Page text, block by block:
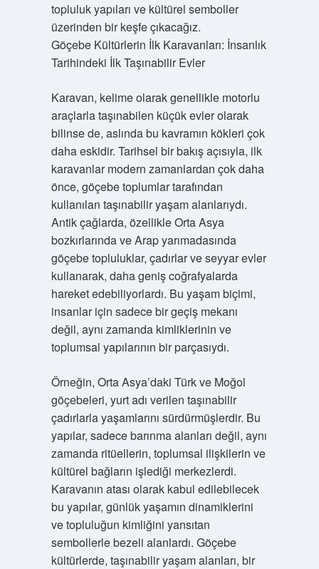
topluluk yapıları ve kültürel semboller
üzerinden bir keşfe çıkacağız.
Göçebe Kültürlerin İlk Karavanları: İnsanlık
Tarihindeki İlk Taşınabilir Evler
Karavan, kelime olarak genellikle motorlu
araçlarla taşınabilen küçük evler olarak
bilinse de, aslında bu kavramın kökleri çok
daha eskidir. Tarihsel bir bakış açısıyla, ilk
karavanlar modern zamanlardan çok daha
önce, göçebe toplumlar tarafından
kullanılan taşınabilir yaşam alanlarıydı.
Antik çağlarda, özellikle Orta Asya
bozkırlarında ve Arap yarımadasında
göçebe topluluklar, çadırlar ve seyyar evler
kullanarak, daha geniş coğrafyalarda
hareket edebiliyorlardı. Bu yaşam biçimi,
insanlar için sadece bir geçiş mekanı
değil, aynı zamanda kimliklerinin ve
toplumsal yapılarının bir parçasıydı.
Örneğin, Orta Asya’daki Türk ve Moğol
göçebeleri, yurt adı verilen taşınabilir
çadırlarla yaşamlarını sürdürmüşlerdir. Bu
yapılar, sadece barınma alanları değil, aynı
zamanda ritüellerin, toplumsal ilişkilerin ve
kültürel bağların işlediği merkezlerdi.
Karavanın atası olarak kabul edilebilecek
bu yapılar, günlük yaşamın dinamiklerini
ve topluluğun kimliğini yansıtan
sembollerle bezeli alanlardı. Göçebe
kültürlerde, taşınabilir yaşam alanları, bir